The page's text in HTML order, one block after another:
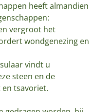
heeft almandien
vergroot het
wondgenezing en
vindt u
steen en de
tsavoriet.